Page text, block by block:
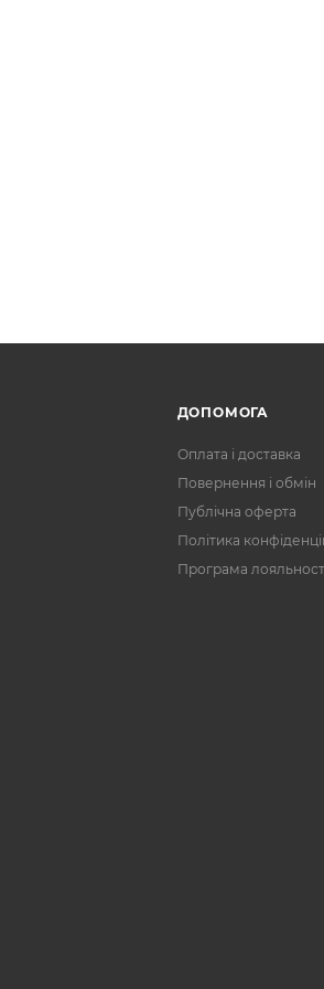
ДОПОМОГА
Оплата і доставка
Повернення і обмін
Публічна оферта
Політика
Програма